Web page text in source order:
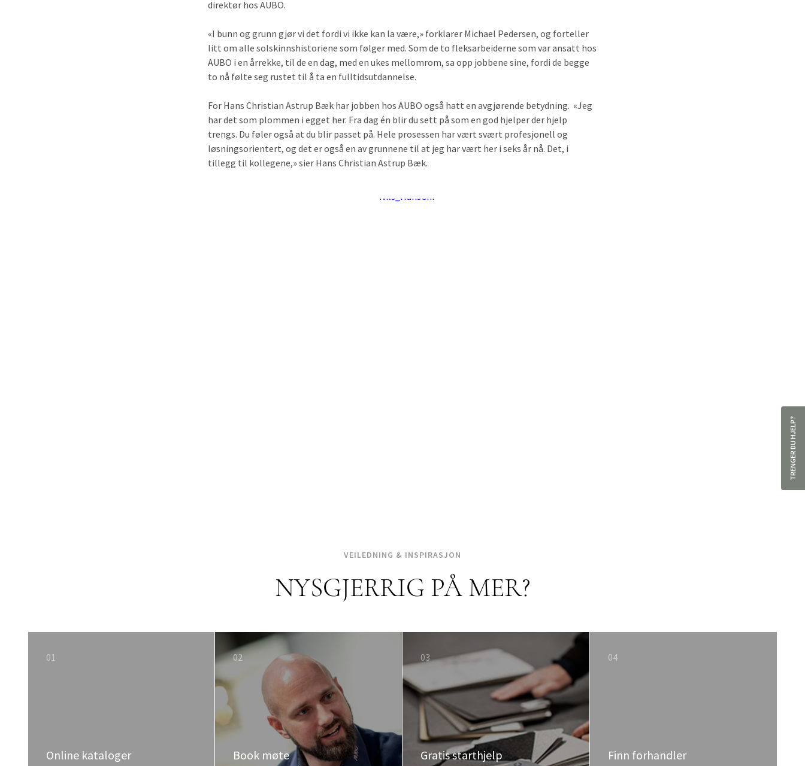
direktør hos AUBO.
«I bunn og grunn gjør vi det fordi vi ikke kan la være,» forklarer Michael Pedersen, og forteller
litt om alle solskinnshistoriene som følger med. Som de to fleksarbeiderne som var ansatt hos
AUBO i en årrekke, til de en dag, med en ukes mellomrom, sa opp jobbene sine, fordi de begge
to nå følte seg rustet til å ta en fulltidsutdannelse.
For Hans Christian Astrup Bæk har jobben hos AUBO også hatt en avgjørende betydning. «Jeg
har det som plommen i egget her. Fra dag én blir du sett på som en god hjelper der hjelp
trengs. Du føler også at du blir passet på. Hele prosessen har vært svært profesjonell og
løsningsorientert, og det er også en av grunnene til at jeg har vært her i seks år nå. Det, i
tillegg til kollegene,» sier Hans Christian Astrup Bæk.
VEILEDNING & INSPIRASJON
NYSGJERRIG PÅ MER?
01
Online kataloger
02
Book møte
03
Gratis starthjelp
04
Finn forhandler
TRENGER DU HJELP?